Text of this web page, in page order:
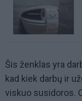
Šis ženklas yra
kad kiek darbų ir
viskuo susidoros.